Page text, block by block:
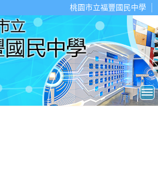
桃園市立福豐國民中學